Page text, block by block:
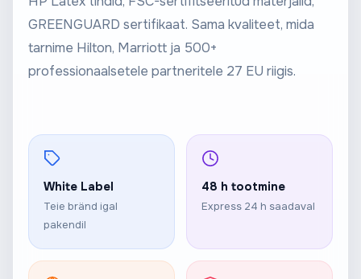
GREENGUARD sertifikaat. Sama kvaliteet, mida
tarnime Hilton, Marriott ja 500+
professionaalsetele partneritele 27 EU riigis.
White Label
Teie bränd igal
pakendil
48 h tootmine
Express 24 h saadaval